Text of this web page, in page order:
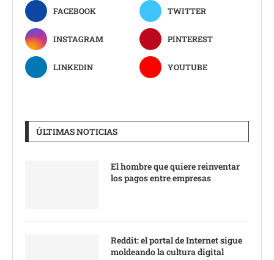
FACEBOOK TWITTER
INSTAGRAM PINTEREST
LINKEDIN YOUTUBE
ÚLTIMAS NOTICIAS
El hombre que quiere reinventar
los pagos entre empresas
Reddit: el portal de Internet sigue
moldeando la cultura digital